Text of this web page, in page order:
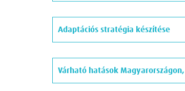
Adaptációs stratégia készítése
Várható hatások Magyarországon,